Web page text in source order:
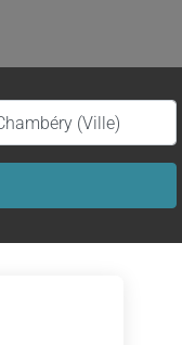
(ville ou région)